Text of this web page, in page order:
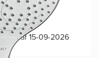
vanaf 15-09-2026